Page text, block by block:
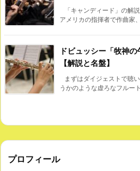
「キャンディード」の解
アメリカの指揮者で作曲家
ドビュッシー「牧神の
【解説と名盤】
まずはダイジェストで聴
うかのような虚ろなフルー
プロフィール